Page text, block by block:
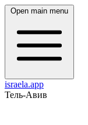
Open main menu
israela.app
Тель-Авив